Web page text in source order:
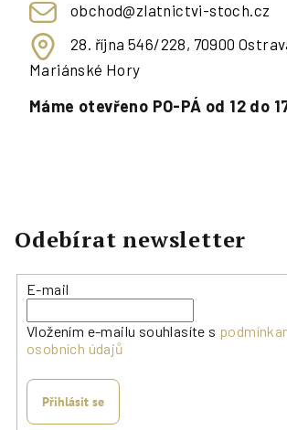
obchod@zlatnictvi-stoch.cz
28. října 546/228, 70900
Mariánské Hory
Máme otevřeno PO-PÁ od 12 do
Odebírat newsletter
E-mail
Vložením e-mailu souhlasíte s
osobních údajů
Přihlásit se